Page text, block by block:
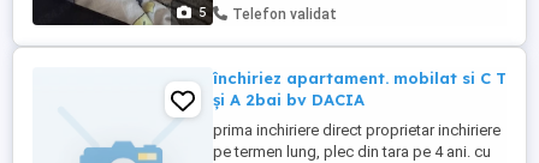
5 Telefon validat
închiriez apartament. mobilat si C T
și A 2bai bv DACIA
prima inchiriere direct proprietar inchiriere
pe termen lung, plec din tara pe 4 ani. cu